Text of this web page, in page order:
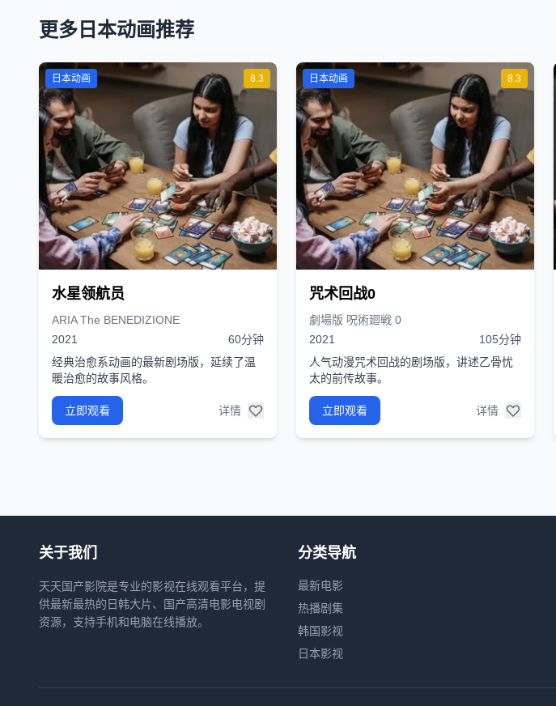
更多日本动画推荐
8.3
日本动画
水星领航员
ARIA The BENEDIZIONE
2021
60分钟
经典治愈系动画的最新剧场版，延续了温
暖治愈的故事风格。
立即观看 详情
8.3
日本动画
咒术回战0
劇場版 呪術廻戦 0
2021
105分钟
人气动漫咒术回战的剧场版，讲述乙骨忧
太的前传故事。
立即观看 详情
关于我们
天天国产影院是专业的影视在线观看平台，提
供最新最热的日韩大片、国产高清电影电视剧
资源，支持手机和电脑在线播放。
分类导航
最新电影
热播剧集
韩国影视
日本影视